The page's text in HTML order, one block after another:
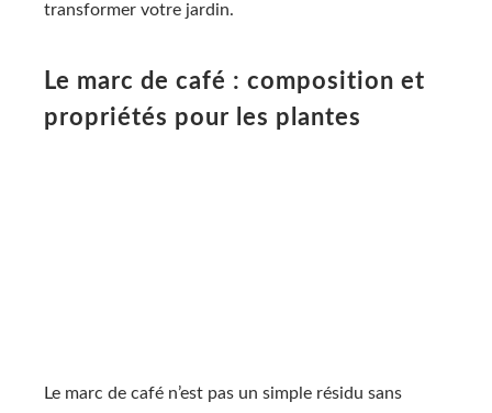
transformer votre jardin.
Le marc de café : composition et
propriétés pour les plantes
Le marc de café n’est pas un simple résidu sans